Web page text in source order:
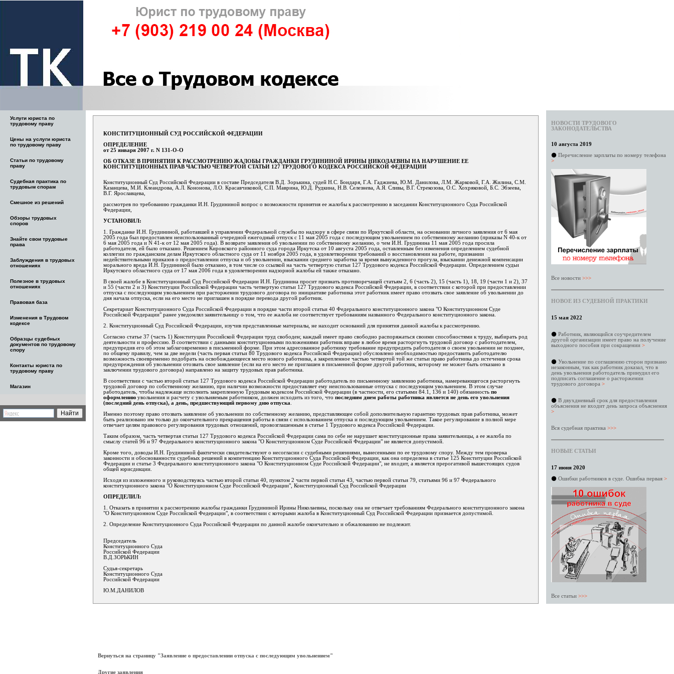
Услуги юриста по
трудовому праву
Цены на услуги юриста
по трудовому праву
Статьи по трудовому
праву
Судебная практика по
трудовым спорам
Смешное из решений
Обзоры трудовых
споров
Знайте свои трудовые
права
Заблуждения в трудовых
отношениях
Полезное в трудовых
отношениях
Правовая база
Изменения в Трудовом
кодексе
Образцы судебных
документов по трудовому
спору
Контакты юриста по
трудовому праву
Магазин
НОВОСТИ ТРУДОВОГО
ЗАКОНОДАТЕЛЬСТВА
10 августа 2019
⚫ Перечисление зарплаты по номеру телефона
>
Все новости >>>
НОВОЕ ИЗ СУДЕБНОЙ ПРАКТИКИ
15 мая 2022
⚫ Работник, являющийся соучредителем
другой организации имеет право на получение
выходного пособия при сокращении >
⚫ Увольнение по соглашению сторон признано
незаконным, так как работник доказал, что в
день увольнения работодатель принудил его
подписать соглашение о расторжении
трудового договора >
⚫ В двухдневный срок для предоставления
объяснения не входит день запроса объяснения
>
Вся судебная практика >>>
НОВЫЕ СТАТЬИ
17 июня 2020
⚫ Ошибки работников в суде. Ошибка первая >
Все статьи >>>
КОНСТИТУЦИОННЫЙ СУД РОССИЙСКОЙ ФЕДЕРАЦИИ
ОПРЕДЕЛЕНИЕ
от 25 января 2007 г. N 131-О-О
ОБ ОТКАЗЕ В ПРИНЯТИИ К РАССМОТРЕНИЮ ЖАЛОБЫ ГРАЖДАНКИ ГРУДИНИНОЙ ИРИНЫ НИКОЛАЕВНЫ НА НАРУШЕНИЕ ЕЕ
КОНСТИТУЦИОННЫХ ПРАВ ЧАСТЬЮ ЧЕТВЕРТОЙ СТАТЬИ 127 ТРУДОВОГО КОДЕКСА РОССИЙСКОЙ ФЕДЕРАЦИИ
Конституционный Суд Российской Федерации в составе Председателя В.Д. Зорькина, судей Н.С. Бондаря, Г.А. Гаджиева, Ю.М. Данилова, Л.М. Жарковой, Г.А. Жилина, С.М.
Казанцева, М.И. Клеандрова, А.Л. Кононова, Л.О. Красавчиковой, С.П. Маврина, Ю.Д. Рудкина, Н.В. Селезнева, А.Я. Сливы, В.Г. Стрекозова, О.С. Хохряковой, Б.С. Эбзеева,
В.Г. Ярославцева,
рассмотрев по требованию гражданки И.Н. Грудининой вопрос о возможности принятия ее жалобы к рассмотрению в заседании Конституционного Суда Российской
Федерации,
УСТАНОВИЛ:
1. Гражданке И.Н. Грудининой, работавшей в управлении Федеральной службы по надзору в сфере связи по Иркутской области, на основании личного заявления от 6 мая
2005 года был предоставлен неиспользованный очередной ежегодный отпуск с 11 мая 2005 года с последующим увольнением по собственному желанию (приказы N 40-к от
6 мая 2005 года и N 41-к от 12 мая 2005 года). В возврате заявления об увольнении по собственному желанию, о чем И.Н. Грудинина 11 мая 2005 года просила
работодателя, ей было отказано. Решением Кировского районного суда города Иркутска от 10 августа 2005 года, оставленным без изменения определением судебной
коллегии по гражданским делам Иркутского областного суда от 11 ноября 2005 года, в удовлетворении требований о восстановлении на работе, признании
недействительными приказов о предоставлении отпуска и об увольнении, взыскании среднего заработка за время вынужденного прогула, взыскании денежной компенсации
морального вреда И.Н. Грудининой было отказано, в том числе со ссылкой на часть четвертую статьи 127 Трудового кодекса Российской Федерации. Определением судьи
Иркутского областного суда от 17 мая 2006 года в удовлетворении надзорной жалобы ей также отказано.
В своей жалобе в Конституционный Суд Российской Федерации И.Н. Грудинина просит признать противоречащей статьям 2, 6 (часть 2), 15 (часть 1), 18, 19 (части 1 и 2), 37
и 55 (части 2 и 3) Конституции Российской Федерации часть четвертую статьи 127 Трудового кодекса Российской Федерации, в соответствии с которой при предоставлении
отпуска с последующим увольнением при расторжении трудового договора по инициативе работника этот работник имеет право отозвать свое заявление об увольнении до
дня начала отпуска, если на его место не приглашен в порядке перевода другой работник.
Секретариат Конституционного Суда Российской Федерации в порядке части второй статьи 40 Федерального конституционного закона "О Конституционном Суде
Российской Федерации" ранее уведомлял заявительницу о том, что ее жалоба не соответствует требованиям названного Федерального конституционного закона.
2. Конституционный Суд Российской Федерации, изучив представленные материалы, не находит оснований для принятия данной жалобы к рассмотрению.
Согласно статье 37 (часть 1) Конституции Российской Федерации труд свободен; каждый имеет право свободно распоряжаться своими способностями к труду, выбирать род
деятельности и профессию. В соответствии с данными конституционными положениями работник вправе в любое время расторгнуть трудовой договор с работодателем,
предупредив его об этом заблаговременно в письменной форме. При этом адресованное работнику требование предупредить работодателя о своем увольнении не позднее,
по общему правилу, чем за две недели (часть первая статьи 80 Трудового кодекса Российской Федерации) обусловлено необходимостью предоставить работодателю
возможность своевременно подобрать на освобождающееся место нового работника, а закрепленное частью четвертой той же статьи право работника до истечения срока
предупреждения об увольнении отозвать свое заявление (если на его место не приглашен в письменной форме другой работник, которому не может быть отказано в
заключении трудового договора) направлено на защиту трудовых прав работника.
В соответствии с частью второй статьи 127 Трудового кодекса Российской Федерации работодатель по письменному заявлению работника, намеревающегося расторгнуть
трудовой договор по собственному желанию, при наличии возможности предоставляет ему неиспользованные отпуска с последующим увольнением. В этом случае
работодатель, чтобы надлежаще исполнить закрепленную Трудовым кодексом Российской Федерации (в частности, его статьями 84.1, 136 и 140) обязанность по
оформлению увольнения и расчету с увольняемым работником, должен исходить из того, что последним днем работы работника является не день его увольнения
(последний день отпуска), а день, предшествующий первому дню отпуска
Именно поэтому право отозвать заявление об увольнении по собственному желанию, представляющее собой дополнительную гарантию трудовых прав работника, может
быть реализовано им только до окончательного прекращения работы в связи с использованием отпуска и последующим увольнением. Такое регулирование в полной мере
отвечает целям правового регулирования трудовых отношений, провозглашенным в статье 1 Трудового кодекса Российской Федерации.
Таким образом, часть четвертая статьи 127 Трудового кодекса Российской Федерации сама по себе не нарушает конституционные права заявительницы, а ее жалоба по
смыслу статей 96 и 97 Федерального конституционного закона "О Конституционном Суде Российской Федерации" не является допустимой.
Кроме того, доводы И.Н. Грудининой фактически свидетельствуют о несогласии с судебными решениями, вынесенными по ее трудовому спору. Между тем проверка
законности и обоснованности судебных решений в компетенцию Конституционного Суда Российской Федерации, как она определена в статье 125 Конституции Российской
Федерации и статье 3 Федерального конституционного закона "О Конституционном Суде Российской Федерации", не входит, а является прерогативой вышестоящих судов
общей юрисдикции.
Исходя из изложенного и руководствуясь частью второй статьи 40, пунктом 2 части первой статьи 43, частью первой статьи 79, статьями 96 и 97 Федерального
конституционного закона "О Конституционном Суде Российской Федерации", Конституционный Суд Российской Федерации
ОПРЕДЕЛИЛ:
1. Отказать в принятии к рассмотрению жалобы гражданки Грудининой Ирины Николаевны, поскольку она не отвечает требованиям Федерального конституционного закона
"О Конституционном Суде Российской Федерации", в соответствии с которыми жалоба в Конституционный Суд Российской Федерации признается допустимой.
2. Определение Конституционного Суда Российской Федерации по данной жалобе окончательно и обжалованию не подлежит.
Председатель
Конституционного Суда
Российской Федерации
В.Д.ЗОРЬКИН
Судья-секретарь
Конституционного Суда
Российской Федерации
Ю.М.ДАНИЛОВ
Вернуться на страницу "Заявление о предоставлении отпуска с последующим увольнением"
Другие заявления